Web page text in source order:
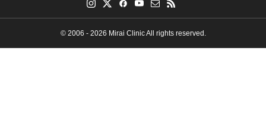
© 2006 - 2026 Mirai Clinic All rights reserved.